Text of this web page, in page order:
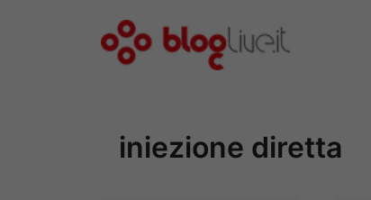
iniezione diretta